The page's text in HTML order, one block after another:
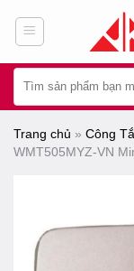
dung
kiếm:
Trang chủ » Công
WMT505MYZ-VN